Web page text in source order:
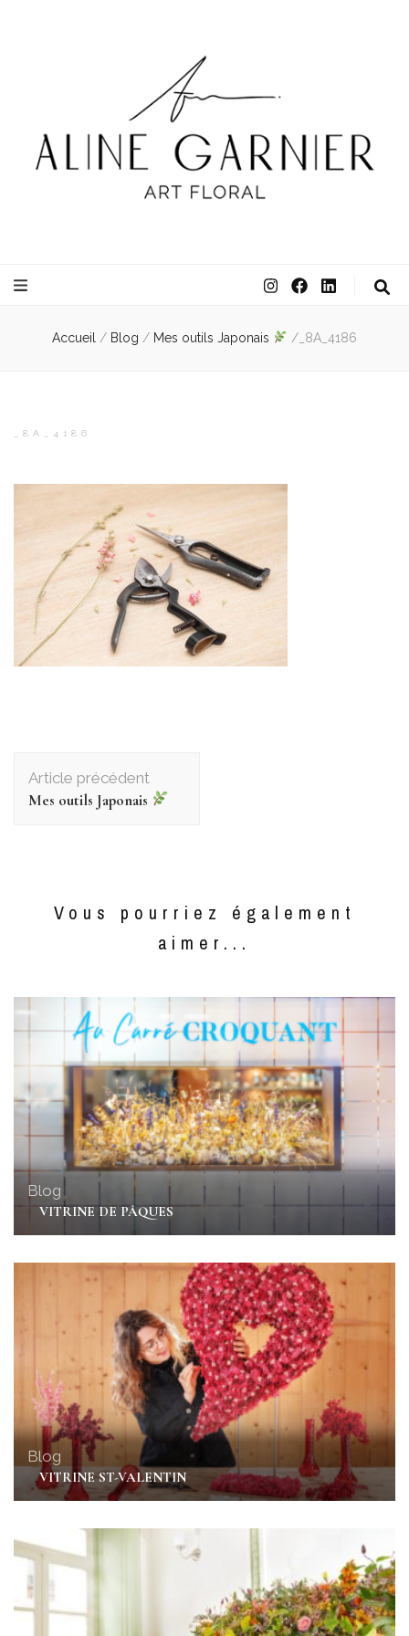
Accueil / Blog / Mes outils Japonais /_8A_4186
_8A_4186
Article précédent
Mes outils Japonais
Vous pourriez également
aimer...
Blog
VITRINE DE PÂQUES
Blog
VITRINE ST-VALENTIN